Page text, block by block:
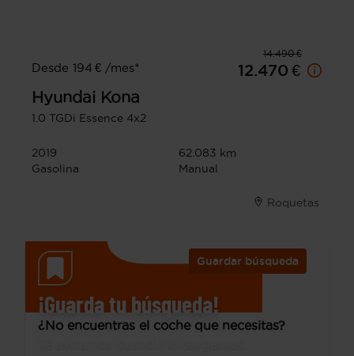
14.490 €
Desde 194 € /mes*
12.470 €
Hyundai Kona
1.0 TGDi Essence 4x2
2019
62.083 km
Gasolina
Manual
Roquetas
Guardar búsqueda
¡Guarda tu búsqueda!
¿No encuentras el coche que necesitas?